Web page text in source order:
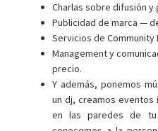
Charlas sobre difusión
Publicidad de marca —
Servicios de
Management y
precio.
Y además, ponemos
un dj, creamos eventos
en las paredes de